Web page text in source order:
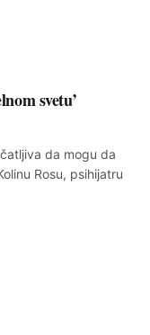
svetu’
da mogu da
Rosu, psihijatru